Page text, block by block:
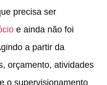
precisa ser
e ainda não foi
a partir da
orçamento, atividades
o supervisionamento